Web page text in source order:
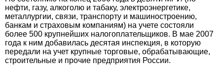
нефти, газу, алкоголю и табаку, электроэнергетике,
металлургии, связи, транспорту и машиностроению,
банкам и страховым компаниям) на учете состояли
более 500 крупнейших налогоплательщиков. В мае 2007
года к ним добавилась десятая инспекция, в которую
передали на учет крупные торговые, обрабатывающие,
строительные и прочие предприятия России.